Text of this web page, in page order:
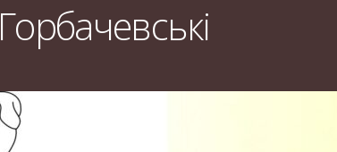
Горбачевські